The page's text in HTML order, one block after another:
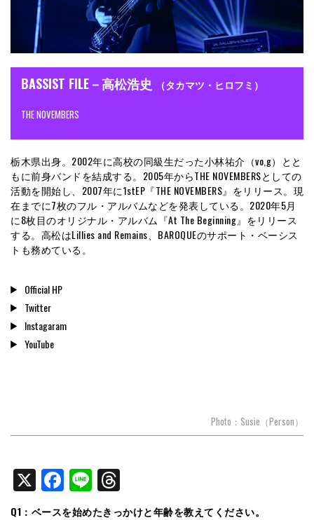
BASSIST FILE－高松浩史 （タカマツ・ヒロフミ）
THE NOVEMBERS
栃木県出身。2002年に高校の同級生だった小林祐介（vo,g）とと
もに前身バンドを結成する。2005年からTHE NOVEMBERSとしての
活動を開始し、2007年に1stEP『THE NOVEMBERS』をリリース。現
在までに7枚のフル・アルバムなどを発表している。2020年5月
に8枚目のオリジナル・アルバム『At The Beginning』をリリース
する。高松はLillies and Remains、BAROQUEのサポート・ベーシス
トも務めている。
Official HP
Twitter
Instagaram
YouTube
Photo：Susie（Person）
X Facebook
Line
Q1：ベースを始めたきっかけと年齢を教えてください。